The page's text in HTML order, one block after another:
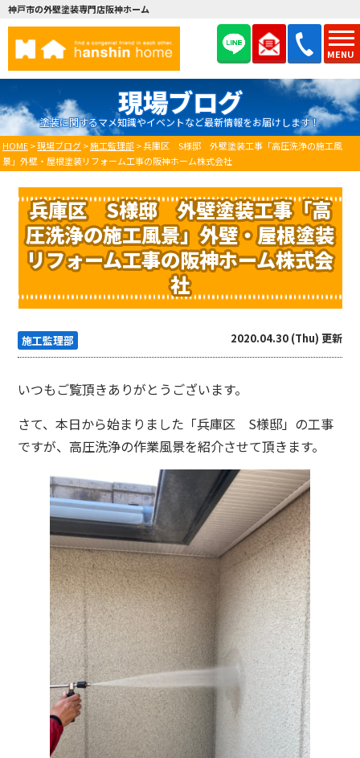
MENU
神戸市の外壁塗装専門店阪神ホーム
現場ブログ
塗装に関するマメ知識やイベントなど最新情報をお届けします！
HOME>現場ブログ>施工監理部 >兵庫区 S様邸 外壁塗装工事「高圧洗浄の施工風
景」外壁・屋根塗装リフォーム工事の阪神ホーム株式会社
兵庫区 S様邸 外壁塗装工事「高
圧洗浄の施工風景」外壁・屋根塗装
リフォーム工事の阪神ホーム株式会
社
施工監理部 2020.04.30 (Thu) 更新
いつもご覧頂きありがとうございます。
さて、本日から始まりました「兵庫区 S様邸」の工事
ですが、高圧洗浄の作業風景を紹介させて頂きます。